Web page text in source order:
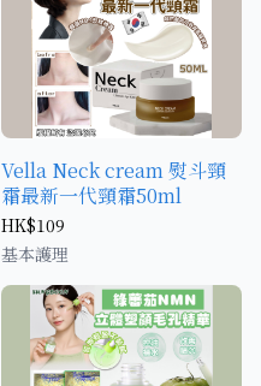
Vella Neck cream 熨斗頸
霜最新一代頸霜50ml
HK$109
基本護理